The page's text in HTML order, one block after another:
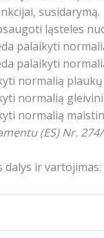
susidarymą.
ląsteles
palaikyti
palaikyti
normalią
normalią
normalią
(ES) Nr.
dalys ir vartojimas: